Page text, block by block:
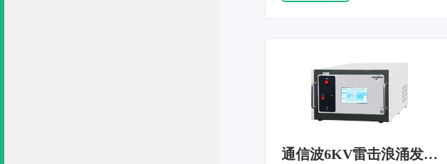
压变化时的性能，产品满足IEC61000-
4-11和GB/T17626.11等新标准要求。
通信波6KV雷击浪涌发生